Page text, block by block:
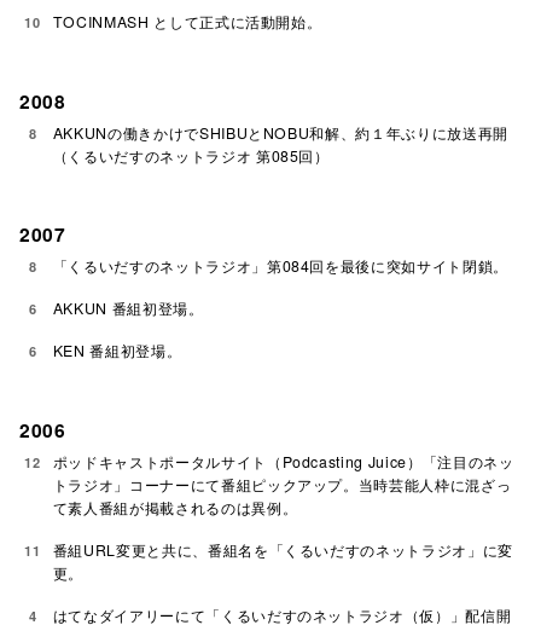
10 TOCINMASH として正式に活動開始。
2008
8
AKKUNの働きかけでSHIBUとNOBU和解、約１年ぶりに放送再開
（くるいだすのネットラジオ 第085回）
2007
8 「くるいだすのネットラジオ」第084回を最後に突如サイト閉鎖。
6 AKKUN 番組初登場。
6 KEN 番組初登場。
2006
12
ポッドキャストポータルサイト（Podcasting Juice）「注目のネッ
トラジオ」コーナーにて番組ピックアップ。当時芸能人枠に混ざっ
て素人番組が掲載されるのは異例。
11
番組URL変更と共に、番組名を「くるいだすのネットラジオ」に変
更。
4 はてなダイアリーにて「くるいだすのネットラジオ（仮）」配信開